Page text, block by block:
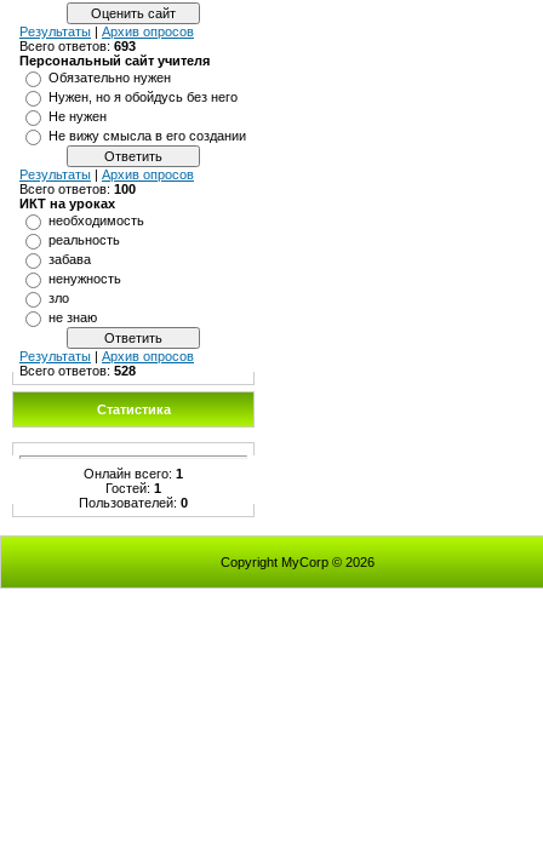
Результаты | Архив опросов
Всего ответов: 693
Персональный сайт учителя
Обязательно нужен
Нужен, но я обойдусь без него
Не нужен
Не вижу смысла в его создании
Результаты | Архив опросов
Всего ответов: 100
ИКТ на уроках
необходимость
реальность
забава
ненужность
зло
не знаю
Результаты | Архив опросов
Всего ответов: 528
Статистика
Онлайн всего: 1
Гостей: 1
Пользователей: 0
Copyright MyCorp © 2026